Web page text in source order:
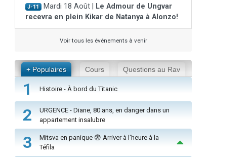
J-11 Mardi 18 Août |
Le Admour de Ungvar
recevra en plein Kikar de Natanya à Alonzo!
Voir tous les événements à venir
+ Populaires Cours Questions au Rav
1 Histoire - À bord du Titanic
2
URGENCE - Diane, 80 ans, en danger dans un
appartement insalubre
3
Mitsva en panique 😨 Arriver à l'heure à la
Téfila